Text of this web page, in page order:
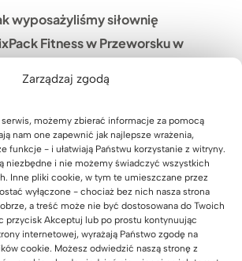
Zarządzaj zgodą
możemy zbierać informacje za pomocą
nam one zapewnić jak najlepsze wrażenia,
funkcje - i ułatwiają Państwu korzystanie z witryny.
niezbędne i nie możemy świadczyć wszystkich
Inne pliki cookie, w tym te umieszczane przez
wyłączone - chociaż bez nich nasza strona
a treść może nie być dostosowana do Twoich
przycisk Akceptuj lub po prostu kontynuując
internetowej, wyrażają Państwo zgodę na
cookie. Możesz odwiedzić naszą stronę z
wyposażyliśmy siłownię
Fitness w Przeworsku w
meble biurowe wykonaliśmy
ramach modernizacji oddziału
w Szczecinie?
lipca 2026